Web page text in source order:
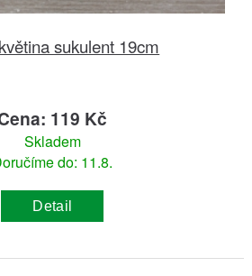
sukulent 19cm
119 Kč
Skladem
do: 11.8.
Detail